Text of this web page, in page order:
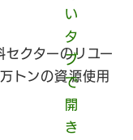
クターのリユー
トンの資源使用